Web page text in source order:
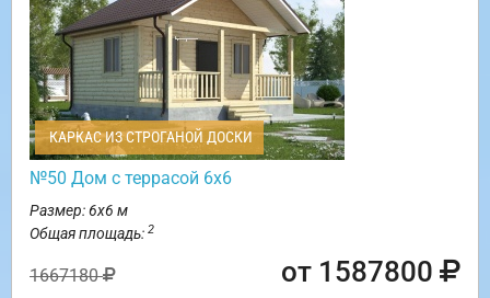
КАРКАС ИЗ СТРОГАНОЙ ДОСКИ
№50 Дом с террасой 6х6
Размер: 6х6 м
Общая площадь: 2
1667180 от 1587800